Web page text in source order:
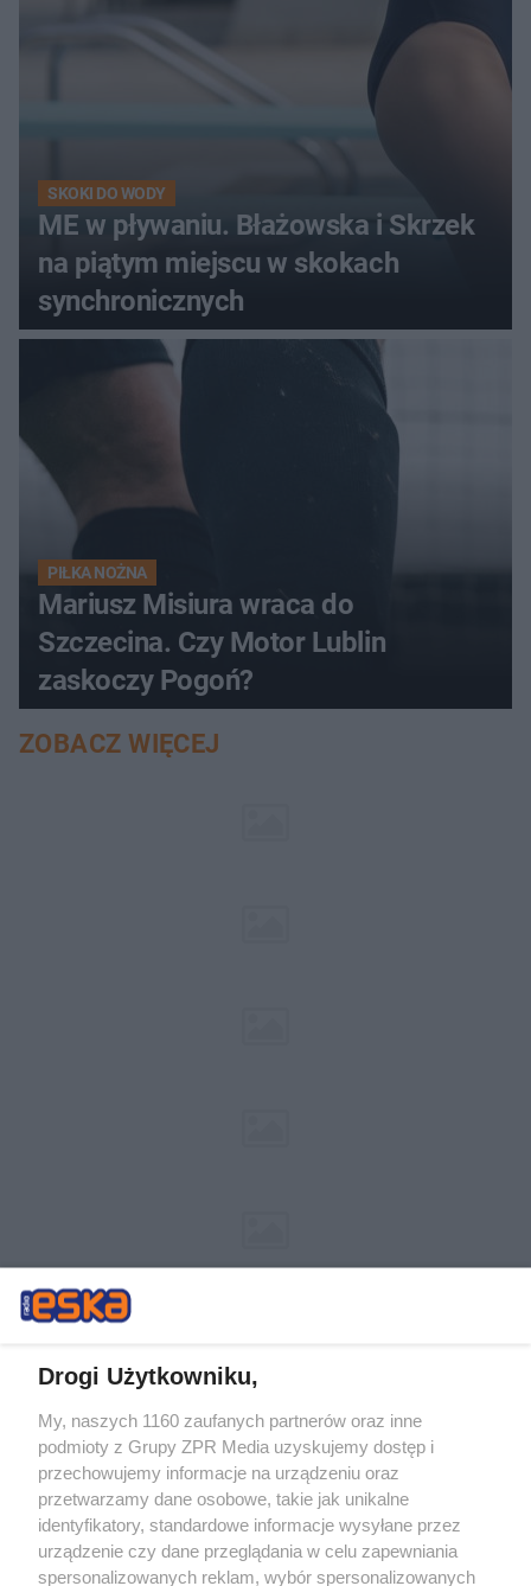
SKOKI DO WODY
ME w pływaniu. Błażowska i Skrzek
na piątym miejscu w skokach
synchronicznych
PIŁKA NOŻNA
Mariusz Misiura wraca do
Szczecina. Czy Motor Lublin
zaskoczy Pogoń?
ZOBACZ WIĘCEJ
Żaden utwór zamieszczony w serwisie nie może być powielany i
rozpowszechniany lub dalej rozpowszechniany w jakikolwiek sposób (w
tym także elektroniczny lub mechaniczny) na jakimkolwiek polu
eksploatacji w jakiejkolwiek formie, włącznie z umieszczaniem w
Internecie bez pisemnej zgody właściciela praw. Jakiekolwiek użycie lub
wykorzystanie utworów w całości lub w części z naruszeniem prawa,
tzn. bez właściwej zgody, jest zabronione pod groźbą kary i może być
ścigane prawnie.
Drogi Użytkowniku,
My, naszych 1160 zaufanych partnerów oraz inne
podmioty z Grupy ZPR Media uzyskujemy dostęp i
przechowujemy informacje na urządzeniu oraz
przetwarzamy dane osobowe, takie jak unikalne
identyfikatory, standardowe informacje wysyłane przez
urządzenie czy dane przeglądania w celu zapewniania
spersonalizowanych reklam, wybór spersonalizowanych